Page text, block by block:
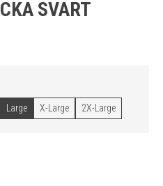
SVART
Large X-Large 2X-Large